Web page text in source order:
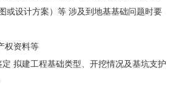
或设计方案）等 涉及到地基基础问题时要
权资料等
拟建工程基础类型、开挖情况及基坑支护